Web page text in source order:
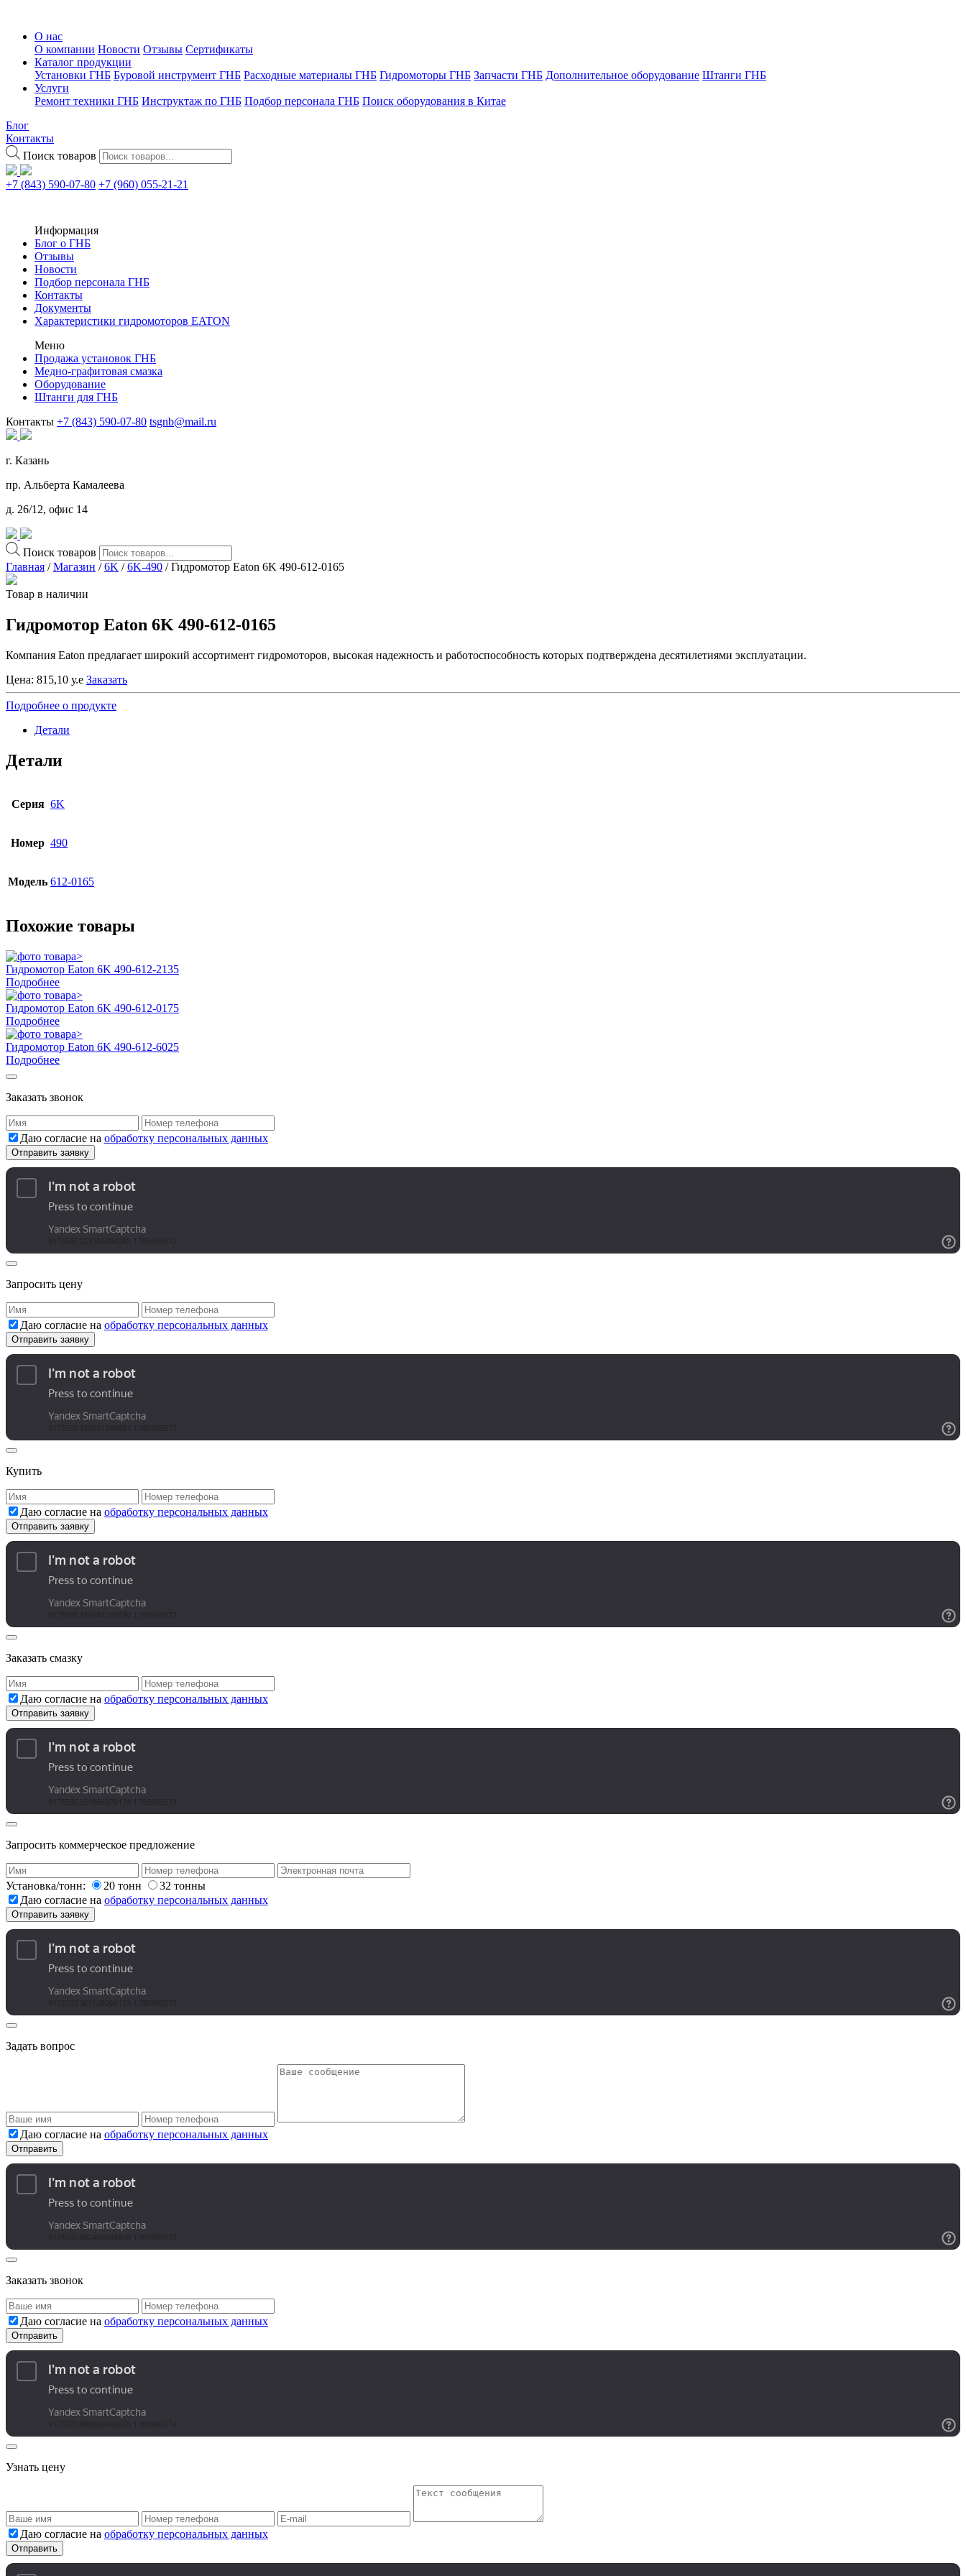
О нас
О компании Новости Отзывы Сертификаты
Каталог продукции
Установки ГНБ Буровой инструмент ГНБ Расходные материалы ГНБ Гидромоторы ГНБ Запчасти ГНБ Дополнительное оборудование Штанги ГНБ
Услуги
Ремонт техники ГНБ Инструктаж по ГНБ Подбор персонала ГНБ Поиск оборудования в Китае
Блог
Контакты
Поиск товаров
+7 (843) 590-07-80 +7 (960) 055-21-21
Информация
Блог о ГНБ
Отзывы
Новости
Подбор персонала ГНБ
Контакты
Документы
Характеристики гидромоторов EATON
Меню
Продажа установок ГНБ
Медно-графитовая смазка
Оборудование
Штанги для ГНБ
Контакты +7 (843) 590-07-80 tsgnb@mail.ru
г. Казань
пр. Альберта Камалеева
д. 26/12, офис 14
Поиск товаров
Главная /Магазин /6K /6K-490 / Гидромотор Eaton 6K 490-612-0165
Товар в наличии
Гидромотор Eaton 6K 490-612-0165
Компания Eaton предлагает широкий ассортимент гидромоторов, высокая надежность и работоспособность которых подтверждена десятилетиями эксплуатации.
Цена: 815,10 у.е Заказать
Подробнее о продукте
Детали
Детали
Серия 6K
Номер 490
Модель 612-0165
Похожие товары
Гидромотор Eaton 6K 490-612-2135
Подробнее
Гидромотор Eaton 6K 490-612-0175
Подробнее
Гидромотор Eaton 6K 490-612-6025
Подробнее
Заказать звонок
Даю согласие на обработку персональных данных
Запросить цену
Даю согласие на обработку персональных данных
Купить
Даю согласие на обработку персональных данных
Заказать смазку
Даю согласие на обработку персональных данных
Запросить коммерческое предложение
Установка/тонн: 20 тонн
32 тонны
Даю согласие на обработку персональных данных
Задать вопрос
Даю согласие на обработку персональных данных
Заказать звонок
Даю согласие на обработку персональных данных
Узнать цену
Даю согласие на обработку персональных данных